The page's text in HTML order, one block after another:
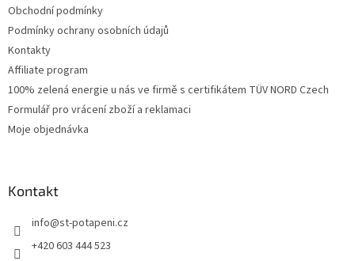
Obchodní podmínky
Podmínky ochrany osobních údajů
Kontakty
Affiliate program
100% zelená energie u nás ve firmě s certifikátem TÜV NORD Czech
Formulář pro vrácení zboží a reklamaci
Moje objednávka
Kontakt
info@st-potapeni.cz
+420 603 444 523